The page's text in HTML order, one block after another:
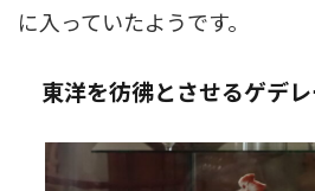
に入っていたようです。
東洋を彷彿とさせるゲデ